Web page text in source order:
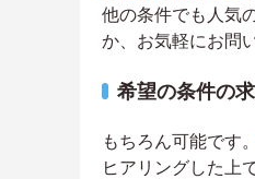
他の条件でも人気
か、お気軽にお問
希望の条件の
もちろん可能です。
ヒアリングした上